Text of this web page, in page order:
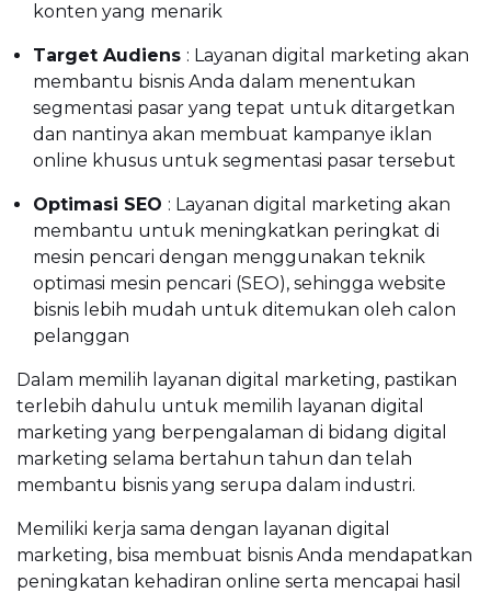
konten yang menarik
Target Audiens : Layanan digital marketing akan
membantu bisnis Anda dalam menentukan
segmentasi pasar yang tepat untuk ditargetkan
dan nantinya akan membuat kampanye iklan
online khusus untuk segmentasi pasar tersebut
Optimasi SEO : Layanan digital marketing akan
membantu untuk meningkatkan peringkat di
mesin pencari dengan menggunakan teknik
optimasi mesin pencari (SEO), sehingga website
bisnis lebih mudah untuk ditemukan oleh calon
pelanggan
Dalam memilih layanan digital marketing, pastikan
terlebih dahulu untuk memilih layanan digital
marketing yang berpengalaman di bidang digital
marketing selama bertahun tahun dan telah
membantu bisnis yang serupa dalam industri.
Memiliki kerja sama dengan layanan digital
marketing, bisa membuat bisnis Anda mendapatkan
peningkatan kehadiran online serta mencapai hasil